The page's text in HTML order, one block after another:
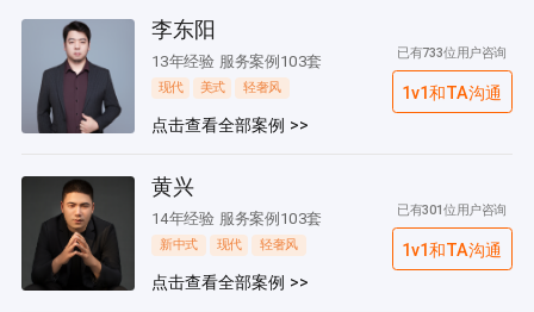
李东阳
13年经验 服务案例103套
现代 美式 轻奢风
点击查看全部案例 >>
已有733位用户咨询
1v1和TA沟通
黄兴
14年经验 服务案例103套
新中式 现代 轻奢风
点击查看全部案例 >>
已有301位用户咨询
1v1和TA沟通